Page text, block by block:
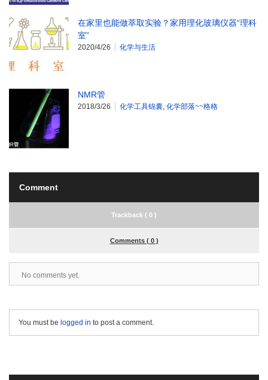
在家里也能做萃取实验？家用理化玻璃仪器“理科
室”
2020/4/26 化学与生活
NMR管
2018/3/26 化学工具锦囊, 化学部落~~格格
Comment
Trackback ( 0 )
Comments ( 0 )
No comments yet.
You must be logged in to post a comment.